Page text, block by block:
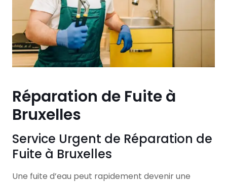
Réparation de Fuite à
Bruxelles
Service Urgent de Réparation de
Fuite à Bruxelles
Une fuite d’eau peut rapidement devenir une